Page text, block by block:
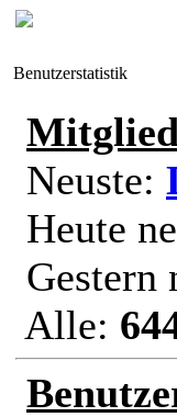
Benutzerstatistik
Neuste:
Heute
Gestern
Alle: